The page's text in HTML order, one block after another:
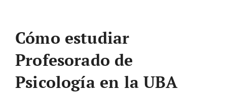
Cómo estudiar
Profesorado de
Psicología en la UBA